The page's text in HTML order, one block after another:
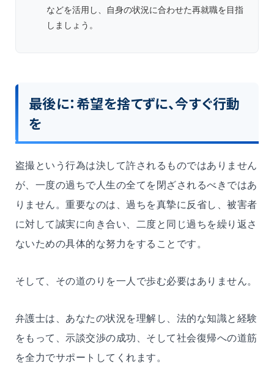
などを活用し、自身の状況に合わせた再就職を目指
しましょう。
最後に：希望を捨てずに、今すぐ行動
を
盗撮という行為は決して許されるものではありません
が、一度の過ちで人生の全てを閉ざされるべきではあ
りません。重要なのは、過ちを真摯に反省し、被害者
に対して誠実に向き合い、二度と同じ過ちを繰り返さ
ないための具体的な努力をすることです。
そして、その道のりを一人で歩む必要はありません。
弁護士は、あなたの状況を理解し、法的な知識と経験
をもって、示談交渉の成功、そして社会復帰への道筋
を全力でサポートしてくれます。